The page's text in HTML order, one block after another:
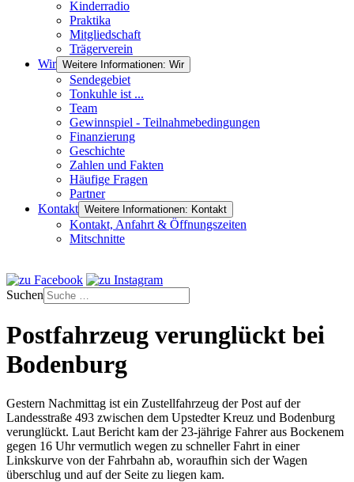
Kinderradio
Praktika
Mitgliedschaft
Trägerverein
Wir Weitere Informationen: Wir
Sendegebiet
Tonkuhle ist ...
Team
Gewinnspiel - Teilnahmebedingungen
Finanzierung
Geschichte
Zahlen und Fakten
Häufige Fragen
Partner
Kontakt Weitere Informationen: Kontakt
Kontakt, Anfahrt & Öffnungszeiten
Mitschnitte
Suchen
Postfahrzeug verunglückt bei
Bodenburg
Gestern Nachmittag ist ein Zustellfahrzeug der Post auf der
Landesstraße 493 zwischen dem Upstedter Kreuz und Bodenburg
verunglückt. Laut Bericht kam der 23-jährige Fahrer aus Bockenem
gegen 16 Uhr vermutlich wegen zu schneller Fahrt in einer
Linkskurve von der Fahrbahn ab, woraufhin sich der Wagen
überschlug und auf der Seite zu liegen kam.